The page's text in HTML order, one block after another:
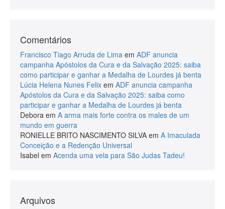
Comentários
Francisco Tiago Arruda de Lima em ADF anuncia
campanha Apóstolos da Cura e da Salvação 2025: saiba
como participar e ganhar a Medalha de Lourdes já benta
Lúcia Helena Nunes Felix em ADF anuncia campanha
Apóstolos da Cura e da Salvação 2025: saiba como
participar e ganhar a Medalha de Lourdes já benta
Debora em A arma mais forte contra os males de um
mundo em guerra
RONIELLE BRITO NASCIMENTO SILVA em A Imaculada
Conceição e a Redenção Universal
Isabel em Acenda uma vela para São Judas Tadeu!
Arquivos